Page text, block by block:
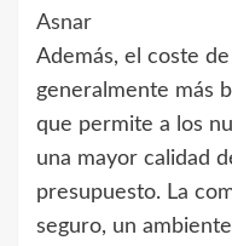
Asnar
Además, el coste
generalmente más
que permite a los
una mayor calidad
presupuesto. La
seguro, un